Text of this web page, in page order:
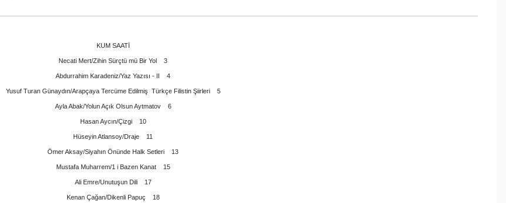
KUM SAATİ
Necati Mert/Zihin Sürçtü mü Bir Yol 3
Abdurrahim Karadeniz/Yaz Yazısı - II 4
Yusuf Turan Günaydın/Arapçaya Tercüme Edilmiş Türkçe Filistin Şiirleri 5
Ayla Abak/Yolun Açık Olsun Aytmatov 6
Hasan Aycın/Çizgi 10
Hüseyin Atlansoy/Draje 11
Ömer Aksay/Siyahın Önünde Halk Setleri 13
Mustafa Muharrem/1 i Bazen Kanat 15
Ali Emre/Unutuşun Dili 17
Kenan Çağan/Dikenli Papuç 18